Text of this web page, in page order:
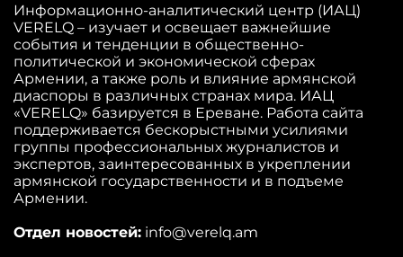
Информационно-аналитический центр (ИАЦ)
VERELQ – изучает и освещает важнейшие
события и тенденции в общественно-
политической и экономической сферах
Армении, а также роль и влияние армянской
диаспоры в различных странах мира. ИАЦ
«VERELQ» базируется в Ереване. Работа сайта
поддерживается бескорыстными усилиями
группы профессиональных журналистов и
экспертов, заинтересованных в укреплении
армянской государственности и в подъеме
Армении.
Отдел новостей: info@verelq.am